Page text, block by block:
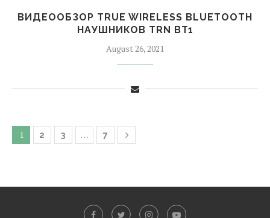
ВИДЕООБЗОР TRUE WIRELESS BLUETOOTH
НАУШНИКОВ TRN BT1
August 26, 2021
1 2 3 … 7